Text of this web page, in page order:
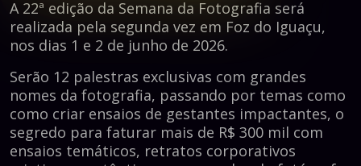
A 22ª edição da Semana da Fotografia será
realizada pela segunda vez em Foz do Iguaçu,
nos dias 1 e 2 de junho de 2026.
Serão 12 palestras exclusivas com grandes
nomes da fotografia, passando por temas como
como criar ensaios de gestantes impactantes, o
segredo para faturar mais de R$ 300 mil com
ensaios temáticos, retratos corporativos